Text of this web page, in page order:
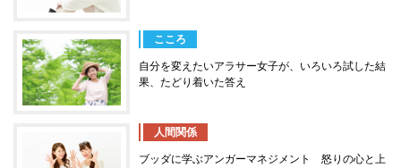
こころ
自分を変えたいアラサー女子が、いろいろ試した結
果、たどり着いた答え
人間関係
ブッダに学ぶアンガーマネジメント 怒りの心と上